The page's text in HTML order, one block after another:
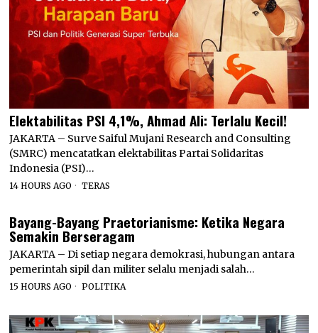
Elektabilitas PSI 4,1%, Ahmad Ali: Terlalu Kecil!
JAKARTA – Surve Saiful Mujani Research and Consulting
(SMRC) mencatatkan elektabilitas Partai Solidaritas
Indonesia (PSI)…
14 HOURS AGO TERAS
Bayang-Bayang Praetorianisme: Ketika Negara
Semakin Berseragam
JAKARTA – Di setiap negara demokrasi, hubungan antara
pemerintah sipil dan militer selalu menjadi salah…
15 HOURS AGO POLITIKA